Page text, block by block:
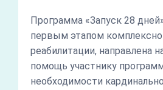
Программа «Запуск 28
первым этапом
реабилитации, направлена
помощь участнику
необходимости